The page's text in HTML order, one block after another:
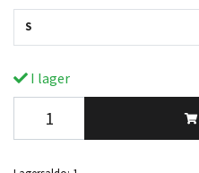
S
I lager